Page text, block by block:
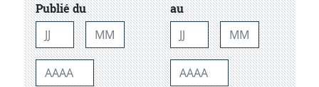
Publié du
Jour Mois
Année
au
Jour Mois
Année